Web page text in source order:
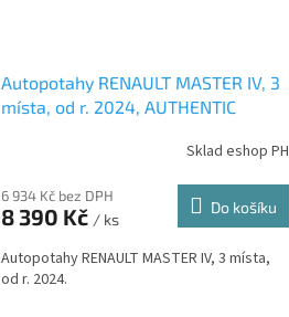
Autopotahy RENAULT MASTER IV, 3
místa, od r. 2024, AUTHENTIC
Sklad eshop PH
6 934 Kč bez DPH
8 390 Kč / ks
Do košíku
Autopotahy RENAULT MASTER IV, 3 místa,
od r. 2024.